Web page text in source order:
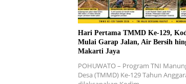
Hari Pertama TMMD Ke-129,
Mulai Garap Jalan, Air Bersih
Makarti Jaya
POHUWATO – Program TNI
Desa (TMMD) Ke-129 Tahun